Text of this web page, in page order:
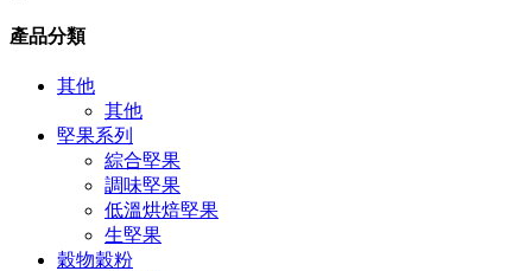
產品分類
其他
其他
堅果系列
綜合堅果
調味堅果
低溫烘焙堅果
生堅果
穀物穀粉